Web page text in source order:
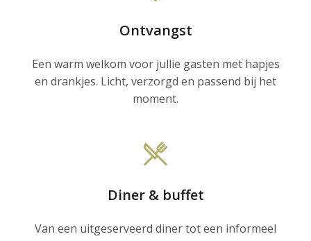
Ontvangst
Een warm welkom voor jullie gasten met hapjes
en drankjes. Licht, verzorgd en passend bij het
moment.
Diner & buffet
Van een uitgeserveerd diner tot een informeel